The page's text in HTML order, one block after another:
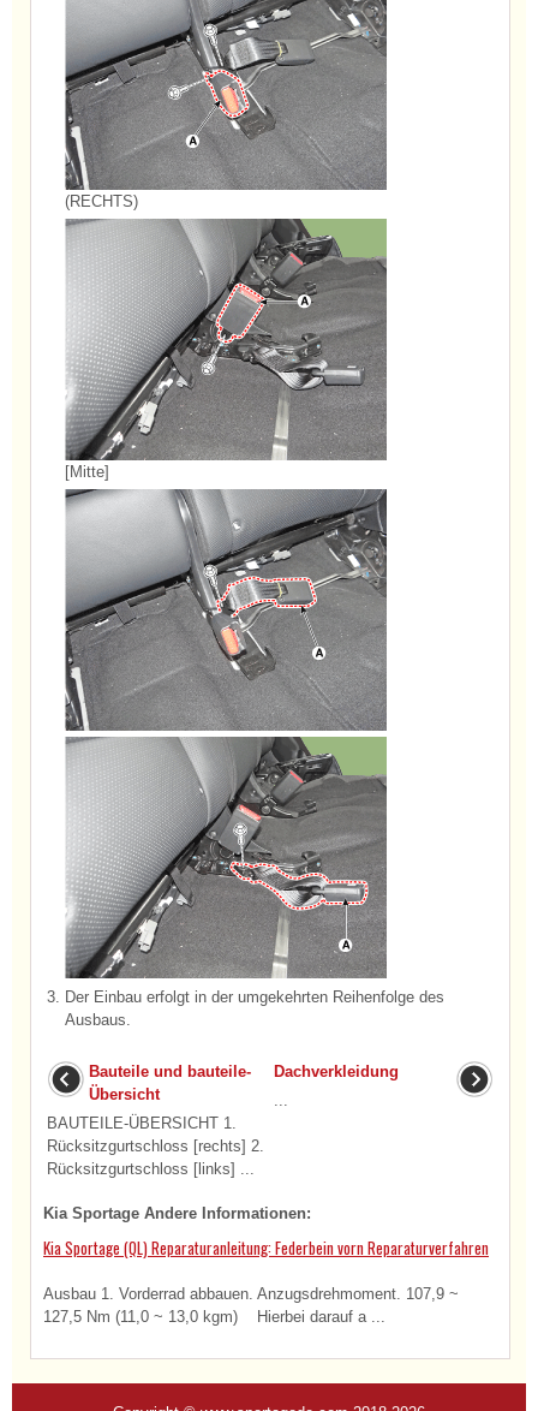
(RECHTS)
[Mitte]
3. Der Einbau erfolgt in der umgekehrten Reihenfolge des
Ausbaus.
Bauteile und bauteile-
Übersicht
BAUTEILE-ÜBERSICHT 1.
Rücksitzgurtschloss [rechts] 2.
Rücksitzgurtschloss [links] ...
Dachverkleidung
...
Kia Sportage Andere Informationen:
Kia Sportage (QL) Reparaturanleitung: Federbein vorn Reparaturverfahren
Ausbau 1. Vorderrad abbauen. Anzugsdrehmoment. 107,9 ~
127,5 Nm (11,0 ~ 13,0 kgm) Hierbei darauf a ...